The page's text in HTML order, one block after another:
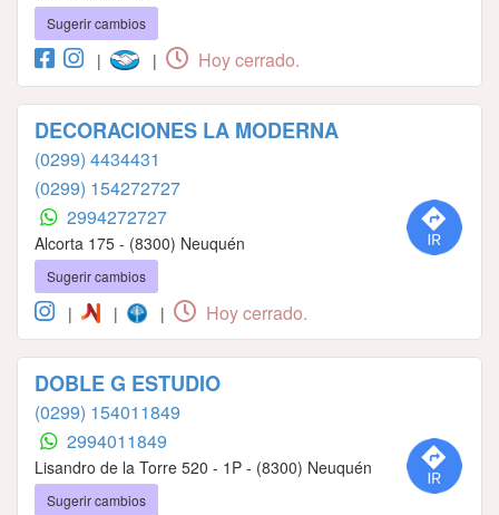
Sugerir cambios
| | Hoy cerrado.
DECORACIONES LA MODERNA
(0299) 4434431
(0299) 154272727
2994272727
Alcorta 175 - (8300) Neuquén
Sugerir cambios
| | | Hoy cerrado.
DOBLE G ESTUDIO
(0299) 154011849
2994011849
Lisandro de la Torre 520 - 1P - (8300) Neuquén
Sugerir cambios